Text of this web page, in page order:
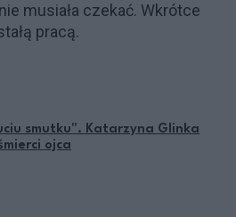
musiała czekać. Wkrótce
pracą.
smutku". Katarzyna Glinka
ojca